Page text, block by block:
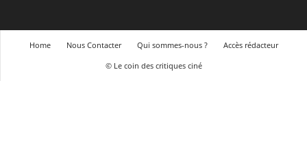
Home Nous Contacter Qui sommes-nous ?
Accès rédacteur
© Le coin des critiques ciné